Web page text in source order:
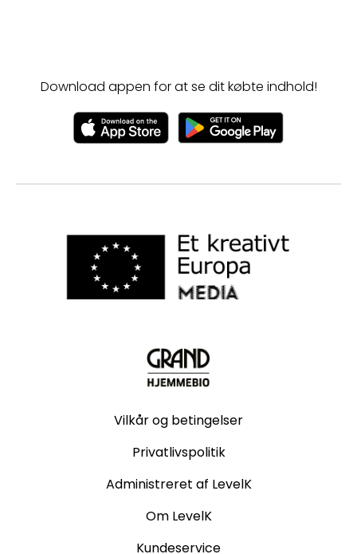
Download appen for at se dit købte indhold!
Vilkår og betingelser
Privatlivspolitik
Administreret af LevelK
Om LevelK
Kundeservice